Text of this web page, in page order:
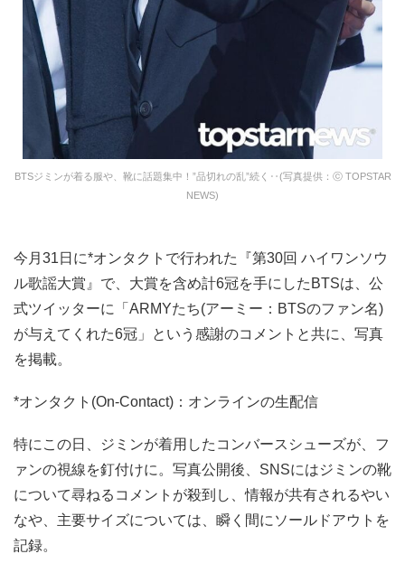
BTSジミンが着る服や、靴に話題集中！”品切れの乱”続く‥(写真提供：ⓒ TOPSTAR
NEWS)
今月31日に*オンタクトで行われた『第30回 ハイワンソウ
ル歌謡大賞』で、大賞を含め計6冠を手にしたBTSは、公
式ツイッターに「ARMYたち(アーミー：BTSのファン名)
が与えてくれた6冠」という感謝のコメントと共に、写真
を掲載。
*オンタクト(On-Contact)：オンラインの生配信
特にこの日、ジミンが着用したコンバースシューズが、フ
ァンの視線を釘付けに。写真公開後、SNSにはジミンの靴
について尋ねるコメントが殺到し、情報が共有されるやい
なや、主要サイズについては、瞬く間にソールドアウトを
記録。